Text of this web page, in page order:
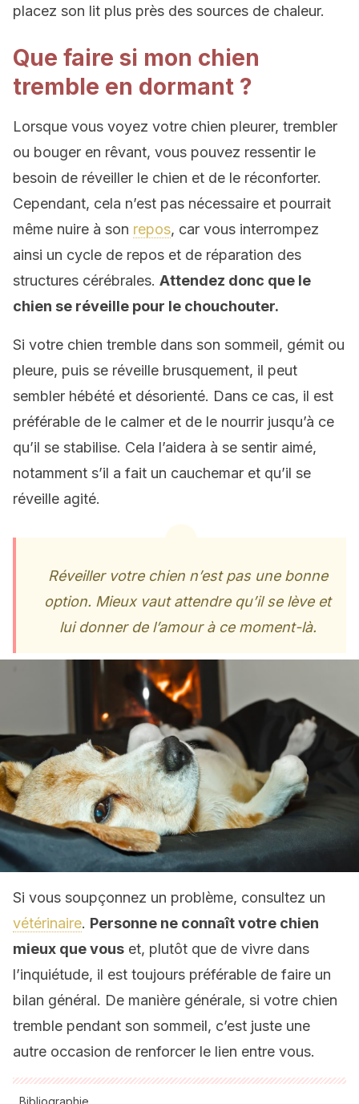
placez son lit plus près des sources de chaleur.
Que faire si mon chien
tremble en dormant ?
Lorsque vous voyez votre chien pleurer, trembler
ou bouger en rêvant, vous pouvez ressentir le
besoin de réveiller le chien et de le réconforter.
Cependant, cela n’est pas nécessaire et pourrait
même nuire à son repos, car vous interrompez
ainsi un cycle de repos et de réparation des
structures cérébrales. Attendez donc que le
chien se réveille pour le chouchouter.
Si votre chien tremble dans son sommeil, gémit ou
pleure, puis se réveille brusquement, il peut
sembler hébété et désorienté. Dans ce cas, il est
préférable de le calmer et de le nourrir jusqu’à ce
qu’il se stabilise. Cela l’aidera à se sentir aimé,
notamment s’il a fait un cauchemar et qu’il se
réveille agité.
Réveiller votre chien n’est pas une bonne
option. Mieux vaut attendre qu’il se lève et
lui donner de l’amour à ce moment-là.
Si vous soupçonnez un problème, consultez un
vétérinaire. Personne ne connaît votre chien
mieux que vous et, plutôt que de vivre dans
l’inquiétude, il est toujours préférable de faire un
bilan général. De manière générale, si votre chien
tremble pendant son sommeil, c’est juste une
autre occasion de renforcer le lien entre vous.
Bibliographie